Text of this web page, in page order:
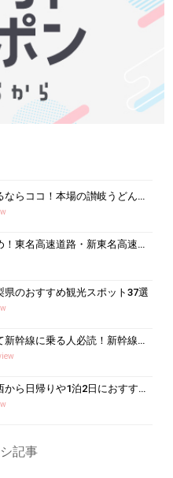
香川県でうどん巡りするならココ！本場の讃岐うどんの名店
ここに寄るのがおすすめ！東名高速道路・新東名高速道路の充実のSA・PA10選
県のおすすめ観光スポット37選
【初心者向け】はじめて新幹線に乗る人必読！新幹線の乗り方をイチから徹底解説
暑い夏を乗り切る！関西から日帰りや1泊2日におすすめの避暑地10選
記事